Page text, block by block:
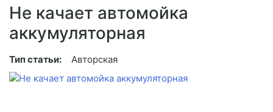
Не качает автомойка
аккумуляторная
Тип статьи: Авторская